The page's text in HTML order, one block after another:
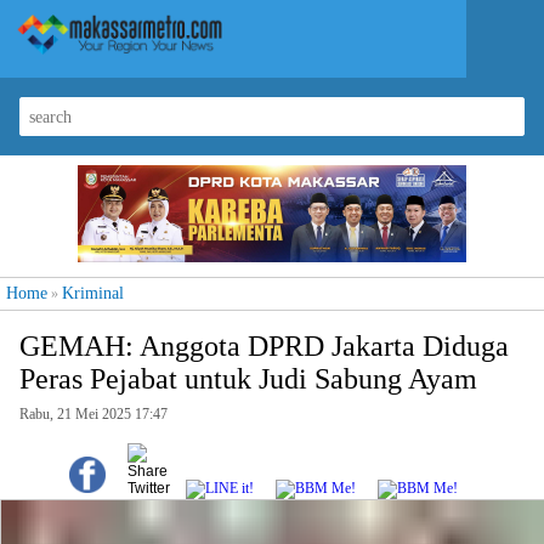
Home » Kriminal
GEMAH: Anggota DPRD Jakarta Diduga
Peras Pejabat untuk Judi Sabung Ayam
Rabu, 21 Mei 2025 17:47